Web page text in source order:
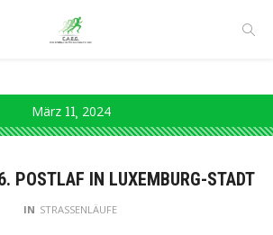
März 11 2024
POSTLAF IN LUXEMBURG-STADT
IN STRASSENLÄUFE